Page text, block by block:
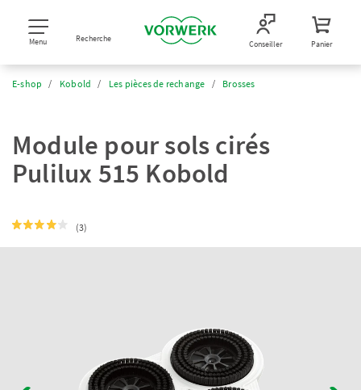
Menu Recherche Conseiller Panier
E-shop Kobold Les pièces de rechange Brosses
Module pour sols cirés
Pulilux 515 Kobold
(3)